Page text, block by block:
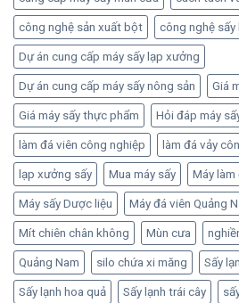
công nghệ sản xuất bột công nghệ sấy
Dự án cung cấp máy sấy lạp xưởng
Dự án cung cấp máy sấy nông sản Giá
Giá máy sấy thực phẩm Hỏi đáp máy
làm đá viên công nghiệp làm đá vảy
lạp xưởng sấy Mua máy sấy Máy làm
Máy sấy Dược liệu Máy đá viên Quảng
Mít chiên chân không Mùn cưa
Quảng Nam silo chứa xi măng Sấy
Sấy lạnh hoa quả Sấy lạnh trái cây